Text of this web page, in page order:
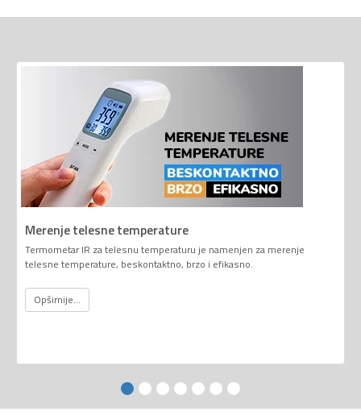
Merenje telesne temperature
Termometar IR za telesnu temperaturu je namenjen za merenje
telesne temperature, beskontaktno, brzo i efikasno.
Opširnije...